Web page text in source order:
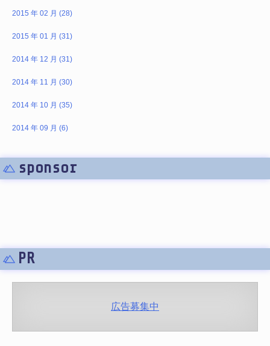
2015 年 02 月 (28)
2015 年 01 月 (31)
2014 年 12 月 (31)
2014 年 11 月 (30)
2014 年 10 月 (35)
2014 年 09 月 (6)
sponsor
PR
広告募集中